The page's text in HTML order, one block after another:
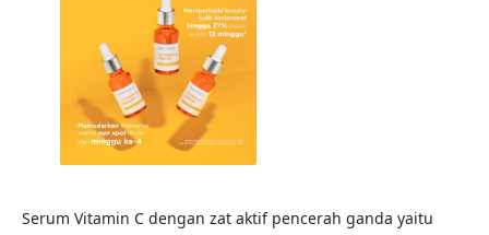
Serum Vitamin C dengan zat aktif pencerah ganda yaitu